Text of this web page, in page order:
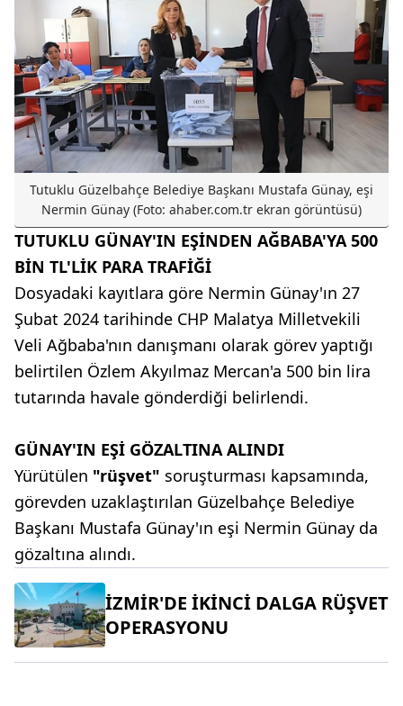
Tutuklu Güzelbahçe Belediye Başkanı Mustafa Günay, eşi
Nermin Günay (Foto: ahaber.com.tr ekran görüntüsü)
TUTUKLU GÜNAY'IN EŞİNDEN AĞBABA'YA 500
BİN TL'LİK PARA TRAFİĞİ
Dosyadaki kayıtlara göre Nermin Günay'ın 27
Şubat 2024 tarihinde CHP Malatya Milletvekili
Veli Ağbaba'nın danışmanı olarak görev yaptığı
belirtilen Özlem Akyılmaz Mercan'a 500 bin lira
tutarında havale gönderdiği belirlendi.
GÜNAY'IN EŞİ GÖZALTINA ALINDI
Yürütülen "rüşvet" soruşturması kapsamında,
görevden uzaklaştırılan Güzelbahçe Belediye
Başkanı Mustafa Günay'ın eşi Nermin Günay da
gözaltına alındı.
İZMİR'DE İKİNCİ DALGA RÜŞVET
OPERASYONU